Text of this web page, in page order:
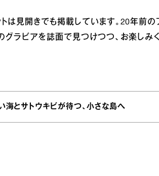
は見開きでも掲載しています。20年前の
ラビアを誌面で見つけつつ、お楽しみく
海とサトウキビが待つ、小さな島へ